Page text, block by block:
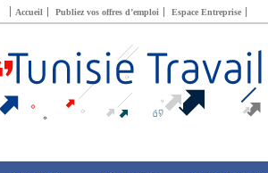
Accueil Publiez vos offres d’emploi Espace Entreprise